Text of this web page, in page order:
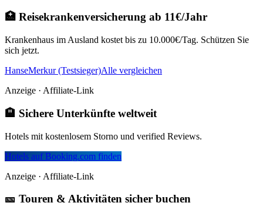
🏥 Reisekrankenversicherung ab 11€/Jahr
Krankenhaus im Ausland kostet bis zu 10.000€/Tag. Schützen Sie
sich jetzt.
HanseMerkur (Testsieger)Alle vergleichen
Anzeige · Affiliate-Link
🏨 Sichere Unterkünfte weltweit
Hotels mit kostenlosem Storno und verified Reviews.
Hotels auf Booking.com finden
Anzeige · Affiliate-Link
🎫 Touren & Aktivitäten sicher buchen